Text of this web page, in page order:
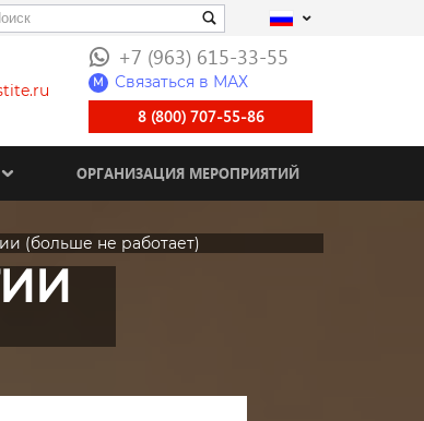
+7 (963) 615-33-55
M Связаться в МАХ
8 (800) 707-55-86
ОРГАНИЗАЦИЯ МЕРОПРИЯТИЙ
(больше не работает)